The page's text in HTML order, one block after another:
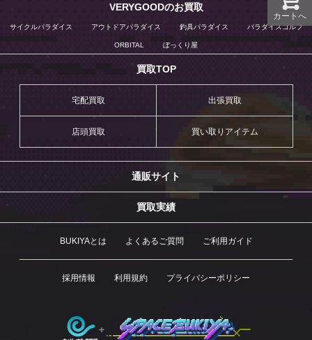
カートへ
VERYGOODのお買取
サイクルパラダイス アウトドアパラダイス 釣具パラダイス パラダイスゴルフ
ORBITAL ぼっくり屋
買取TOP
宅配買取 出張買取
店頭買取 買い取りアイテム
通販サイト
買取実績
BUKIYAとは よくあるご質問 ご利用ガイド
採用情報 利用規約 プライバシーポリシー